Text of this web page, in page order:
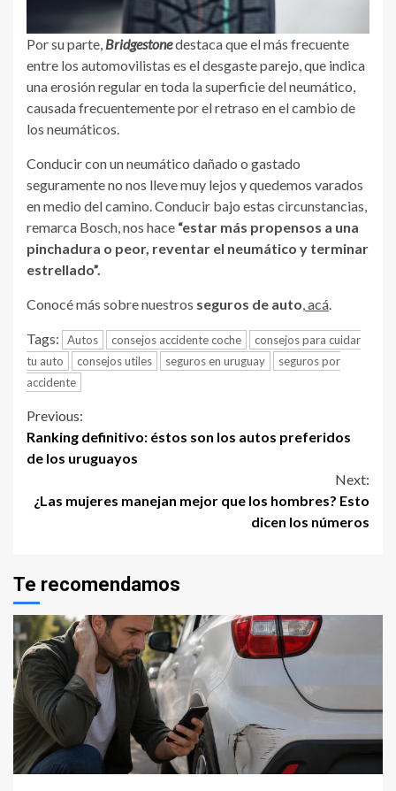
Por su parte, Bridgestonedestaca que el más frecuente
entre los automovilistas es el desgaste parejo, que indica
una erosión regular en toda la superficie del neumático,
causada frecuentemente por el retraso en el cambio de
los neumáticos.
Conducir con un neumático dañado o gastado
seguramente no nos lleve muy lejos y quedemos varados
en medio del camino. Conducir bajo estas circunstancias,
remarca Bosch, nos hace “estar más propensos a una
pinchadura o peor, reventar el neumático y terminar
estrellado”.
Conocé más sobre nuestros seguros de auto acá
Tags: Autos consejos accidente coche
consejos para cuidar
tu auto
consejos utiles seguros en uruguay
seguros por
accidente
Continue
Reading
Previous:
Ranking definitivo: éstos son los autos preferidos
de los uruguayos
Next:
¿Las mujeres manejan mejor que los hombres? Esto
dicen los números
Te recomendamos